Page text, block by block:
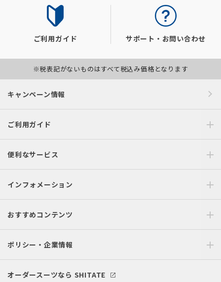
ご利用ガイド サポート・お問い合わせ
※税表記がないものはすべて税込み価格となります
キャンペーン情報
ご利用ガイド
便利なサービス
インフォメーション
おすすめコンテンツ
ポリシー・企業情報
オーダースーツなら SHITATE